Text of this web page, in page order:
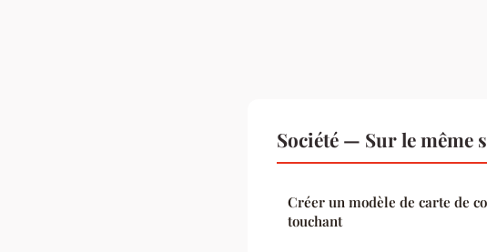
Société — Sur le même
Créer un modèle de carte de
touchant